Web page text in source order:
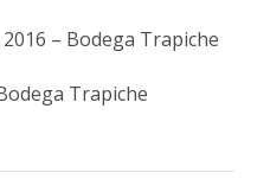
– Bodega Trapiche
Trapiche